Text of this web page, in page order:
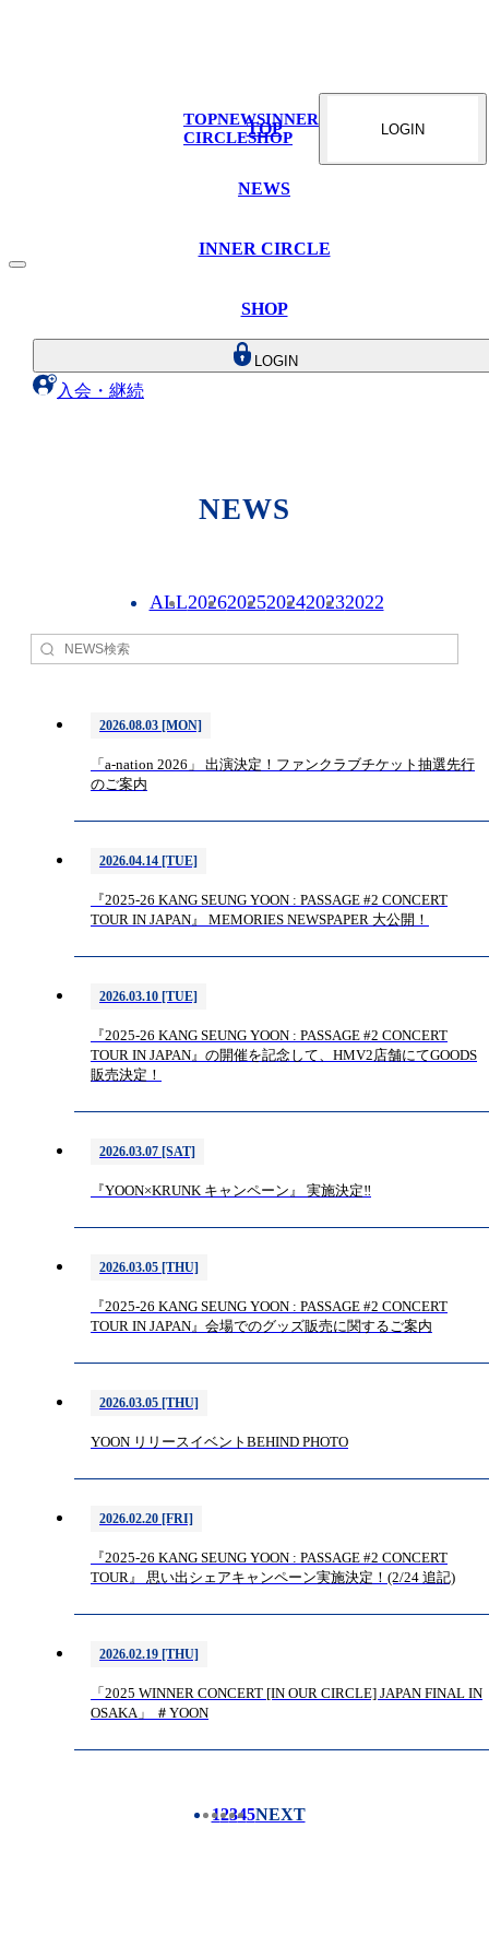
TOP
NEWS
INNER CIRCLE
SHOP
LOGIN
入会・継続
TOPNEWSINNER
CIRCLESHOP LOGIN
NEWS
ALL20262025202420232022
2026.08.03 [MON]
「a-nation 2026」 出演決定！ファンクラブチケット抽選先行
のご案内
2026.04.14 [TUE]
『2025-26 KANG SEUNG YOON : PASSAGE #2 CONCERT
TOUR IN JAPAN』 MEMORIES NEWSPAPER 大公開！
2026.03.10 [TUE]
『2025-26 KANG SEUNG YOON : PASSAGE #2 CONCERT
TOUR IN JAPAN』の開催を記念して、HMV2店舗にてGOODS
販売決定！
2026.03.07 [SAT]
『YOON×KRUNK キャンペーン』 実施決定‼︎
2026.03.05 [THU]
『2025-26 KANG SEUNG YOON : PASSAGE #2 CONCERT
TOUR IN JAPAN』会場でのグッズ販売に関するご案内
2026.03.05 [THU]
YOON リリースイベントBEHIND PHOTO
2026.02.20 [FRI]
『2025-26 KANG SEUNG YOON : PASSAGE #2 CONCERT
TOUR』 思い出シェアキャンペーン実施決定！(2/24 追記)
2026.02.19 [THU]
「2025 WINNER CONCERT [IN OUR CIRCLE] JAPAN FINAL IN
OSAKA」 ＃YOON
12345NEXT